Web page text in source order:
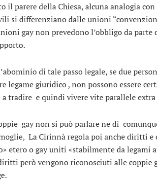
il parere della Chiesa, alcuna analogia
si differenziano dalle unioni
gay non prevedono l’obbligo da parte
di tale passo legale, se due
legame giuridico , non possono essere
tradire e quindi vivere vite parallele
gay non si può parlare ne di
La Cirinnà regola poi anche diritti e
etero o gay uniti «stabilmente da legami
però vengono riconosciuti alle coppie